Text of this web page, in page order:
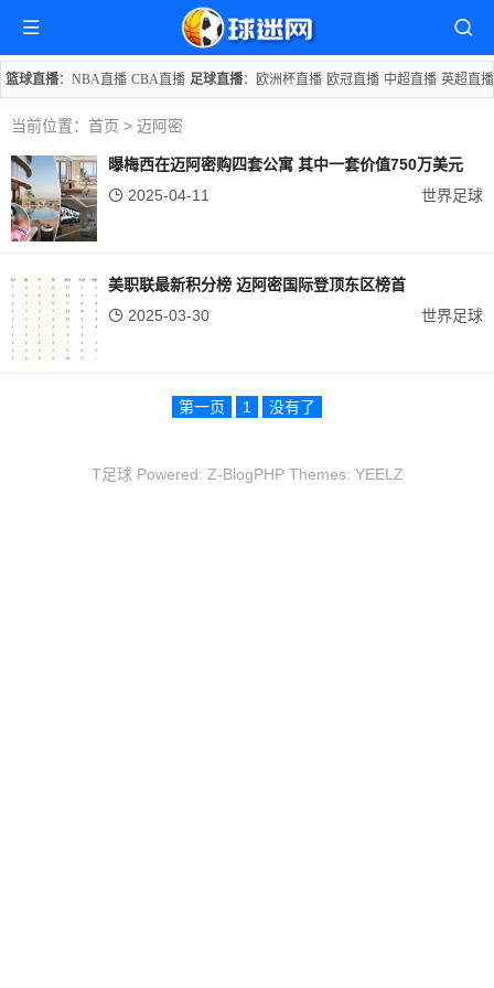
篮球直播： NBA直播 CBA直播 足球直播： 欧洲杯直播 欧冠直播 中超直播 英超直播
当前位置： 首页 > 迈阿密
曝梅西在迈阿密购四套公寓 其中一套价值750万美元
2025-04-11
世界足球
美职联最新积分榜 迈阿密国际登顶东区榜首
2025-03-30
世界足球
第一页 1 没有了
T足球 Powered: Z-BlogPHPThemes: YEELZ